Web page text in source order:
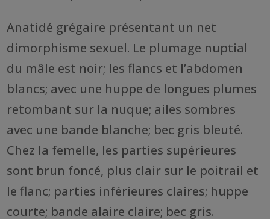
Anatidé grégaire présentant un net
dimorphisme sexuel. Le plumage nuptial
du mâle est noir; les flancs et l’abdomen
blancs; avec une huppe de longues plumes
retombant sur la nuque; ailes sombres
avec une bande blanche; bec gris bleuté.
Chez la femelle, les parties supérieures
sont brun foncé, plus clair sur le poitrail et
le flanc; parties inférieures claires; huppe
courte; bande alaire claire; bec gris.